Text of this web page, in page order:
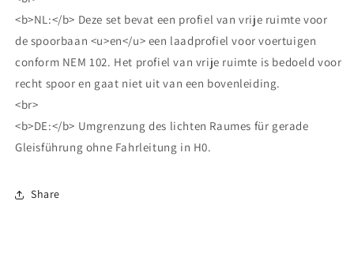
<b>NL:</b> Deze set bevat een profiel van vrije ruimte voor
de spoorbaan <u>en</u> een laadprofiel voor voertuigen
conform NEM 102. Het profiel van vrije ruimte is bedoeld voor
recht spoor en gaat niet uit van een bovenleiding.
<br>
<b>DE:</b> Umgrenzung des lichten Raumes für gerade
Gleisführung ohne Fahrleitung in H0.
Share